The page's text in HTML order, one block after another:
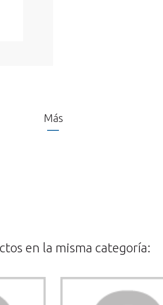
Más
en la misma categoría: